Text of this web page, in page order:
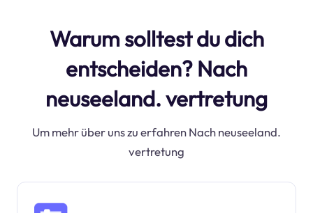
Warum solltest du dich
entscheiden? Nach
neuseeland. vertretung
Um mehr über uns zu erfahren Nach neuseeland.
vertretung